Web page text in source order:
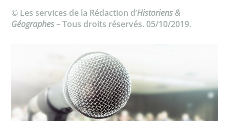
© Les services de la Rédaction d’Historiens &
Géographes– Tous droits réservés. 05/10/2019.